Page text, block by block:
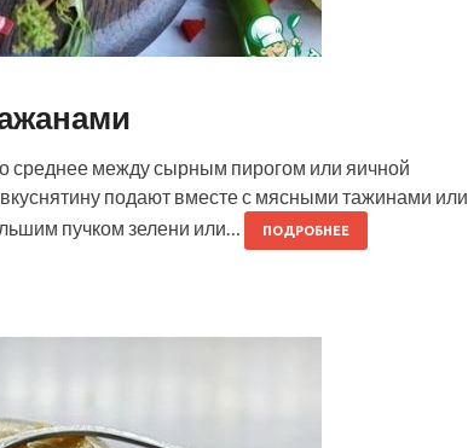
среднее между сырным пирогом или яичной
подают вместе с мясными тажинами или
пучком зелени или…
ПОДРОБНЕЕ